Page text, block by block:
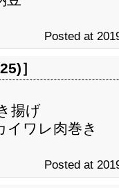
Posted at
］
揚げ
イワレ肉巻き
Posted at